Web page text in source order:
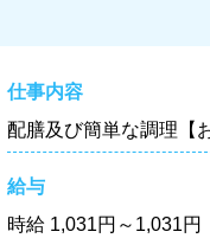
仕事内容
配膳及び簡単な調理【
給与
時給 1,031円～1,031円